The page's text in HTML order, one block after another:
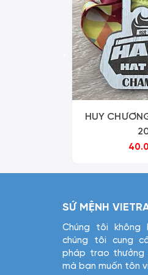
HUY
SỨ MỆNH
Chúng tôi không
chúng tôi cung
pháp trao thưởng
mà bạn muốn tôn